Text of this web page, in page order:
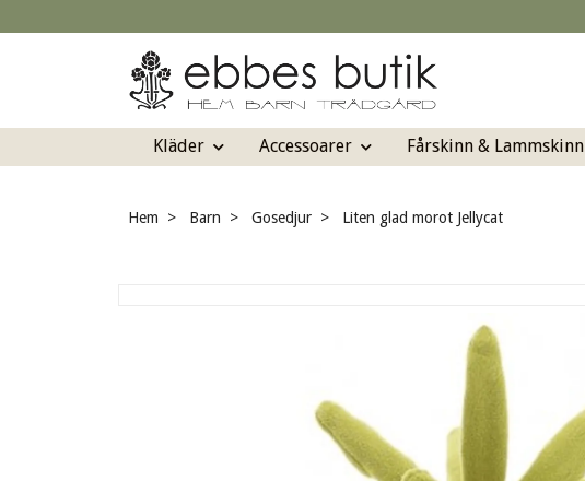
Kläder Accessoarer Fårskinn & Lammskinn
Hem Barn Gosedjur Liten glad morot Jellycat